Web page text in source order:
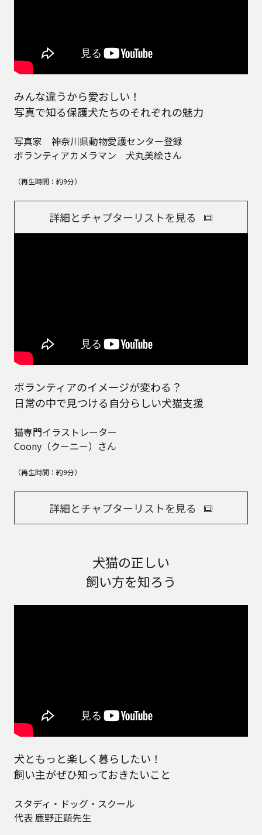
みんな違うから愛おしい！
写真で知る保護犬たちのそれぞれの魅力
写真家 神奈川県動物愛護センター登録
ボランティアカメラマン 犬丸美絵さん
（再生時間：約9分）
詳細とチャプターリストを見る
ボランティアのイメージが変わる？
日常の中で見つける自分らしい犬猫支援
猫専門イラストレーター
Coony（クーニー）さん
（再生時間：約9分）
詳細とチャプターリストを見る
犬猫の正しい
飼い方を知ろう
犬ともっと楽しく暮らしたい！
飼い主がぜひ知っておきたいこと
スタディ・ドッグ・スクール
代表 鹿野正顕先生